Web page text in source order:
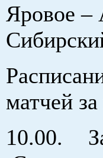
Яровое –
матчей
10.00.